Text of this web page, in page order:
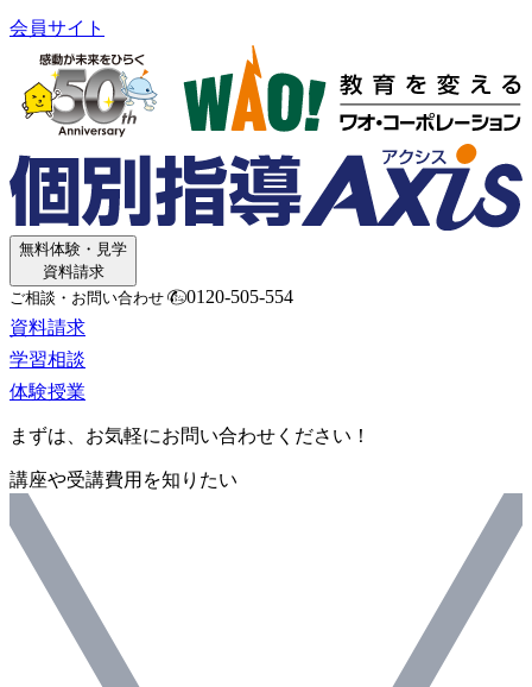
会員サイト
無料体験・見学
資料請求
ご相談・お問い合わせ
0120-505-554
資料請求
学習相談
体験授業
まずは、お気軽にお問い合わせください！
講座や受講費用を知りたい